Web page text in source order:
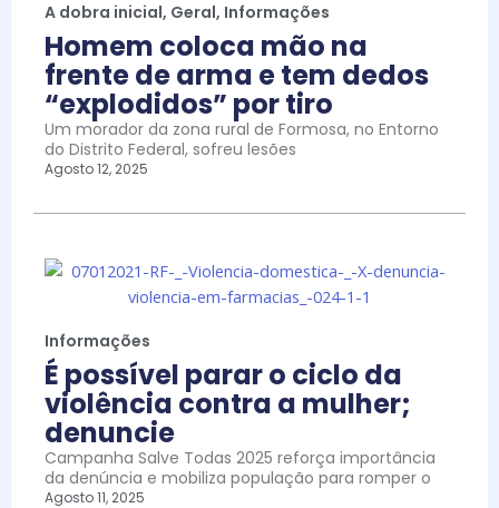
A dobra inicial, Geral, Informações
Homem coloca mão na
frente de arma e tem dedos
“explodidos” por tiro
Um morador da zona rural de Formosa, no Entorno
do Distrito Federal, sofreu lesões
Agosto 12, 2025
Informações
É possível parar o ciclo da
violência contra a mulher;
denuncie
Campanha Salve Todas 2025 reforça importância
da denúncia e mobiliza população para romper o
Agosto 11, 2025